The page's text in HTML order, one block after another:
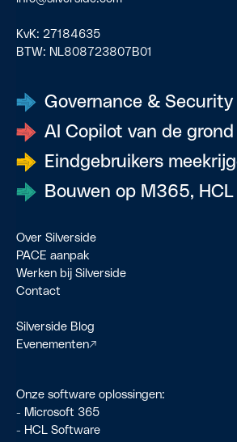
KvK: 27184635
BTW: NL808723807B01
Governance & Security
AI Copilot van de
Eindgebruikers
Bouwen op M365,
Over Silverside
PACE aanpak
Werken bij Silverside
Contact
Silverside Blog
Evenementen↗
Onze software oplossingen:
- Microsoft 365
- HCL Software